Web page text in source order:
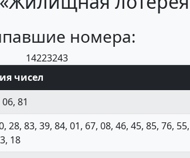
номера:
14223243
чисел
81
28, 83, 39, 84, 01, 67, 08, 46, 45, 85, 76, 55,
18